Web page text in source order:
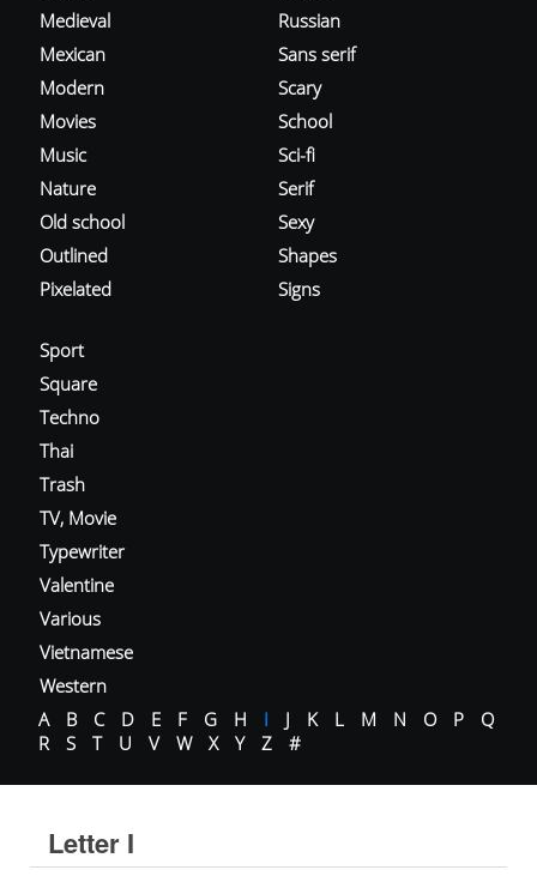
Medieval
Mexican
Modern
Movies
Music
Nature
Old school
Outlined
Pixelated
Russian
Sans serif
Scary
School
Sci-fi
Serif
Sexy
Shapes
Signs
Sport
Square
Techno
Thai
Trash
TV, Movie
Typewriter
Valentine
Various
Vietnamese
Western
A
B C D E F G H I J K L M N O P
Q
R
S T U V W X Y Z #
Letter I